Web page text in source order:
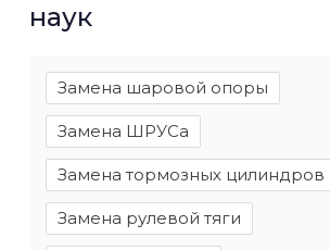
наук
Замена шаровой опоры
Замена ШРУСа
Замена тормозных цилиндров
Замена рулевой тяги